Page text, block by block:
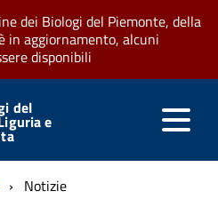
dei Biologi del Piemonte, della
in aggiornamento, alcuni
disponibili
del
e
Notizie